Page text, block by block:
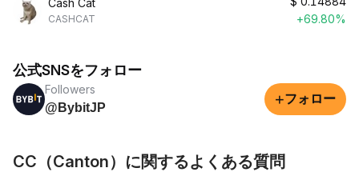
Cash Cat
CASHCAT
+69.80%
公式SNSをフォロー
Followers
@BybitJP
+フォロー
CC（Canton）に関するよくある質問